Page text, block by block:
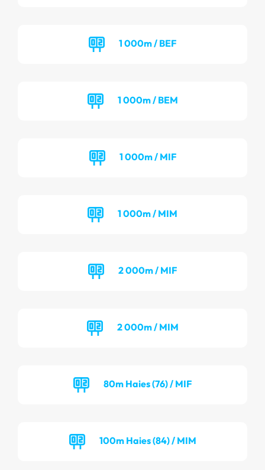
1 000m / BEF
1 000m / BEM
1 000m / MIF
1 000m / MIM
2 000m / MIF
2 000m / MIM
80m Haies (76) / MIF
100m Haies (84) / MIM